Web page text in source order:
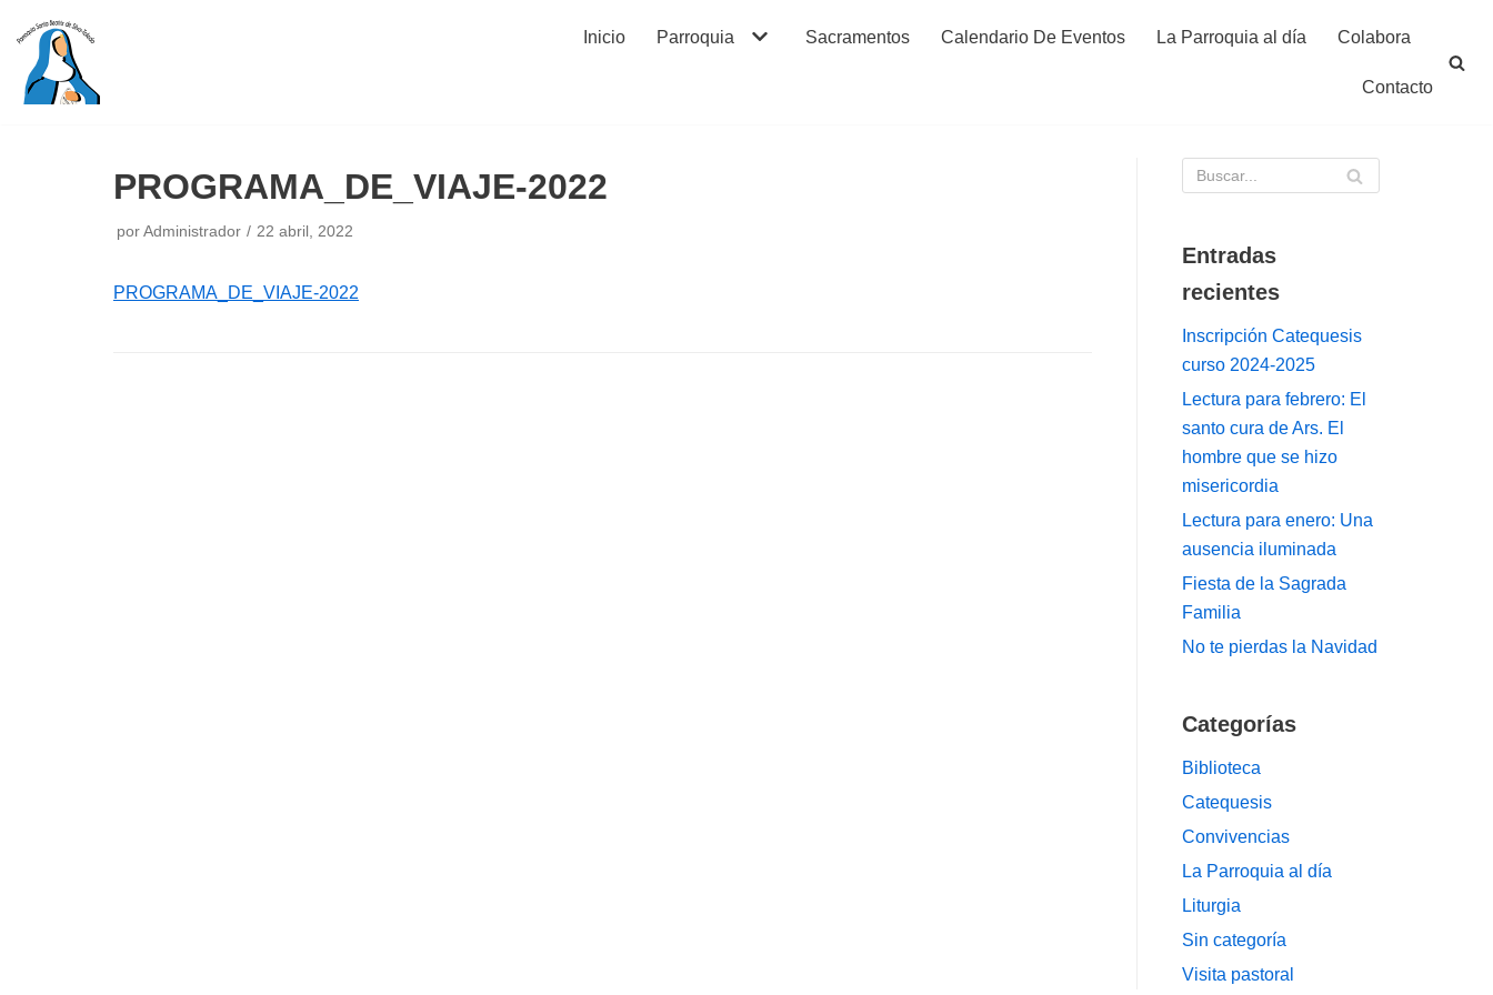
Saltar
contenido
Inicio Parroquia Sacramentos Calendario De Eventos La Parroquia al día Colabora
Contacto
PROGRAMA_DE_VIAJE-2022
por Administrador 22 abril, 2022
PROGRAMA_DE_VIAJE-2022
Entradas
recientes
Inscripción Catequesis
curso 2024-2025
Lectura para febrero: El
santo cura de Ars. El
hombre que se hizo
misericordia
Lectura para enero: Una
ausencia iluminada
Fiesta de la Sagrada
Familia
No te pierdas la Navidad
Categorías
Biblioteca
Catequesis
Convivencias
La Parroquia al día
Liturgia
Sin categoría
Visita pastoral